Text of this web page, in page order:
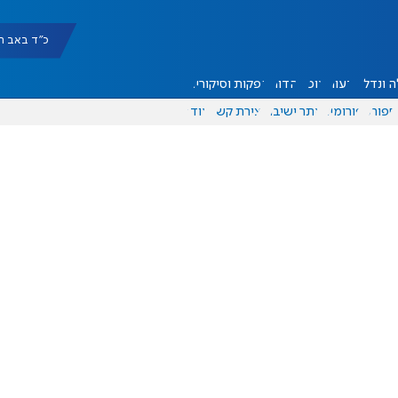
כ"ד באב תשפ"ו
ונדל"ן דעות אוכל יהדות הפקות וסיקורים
ספורט פורומים אתר ישיבה יצירת קשר עוד